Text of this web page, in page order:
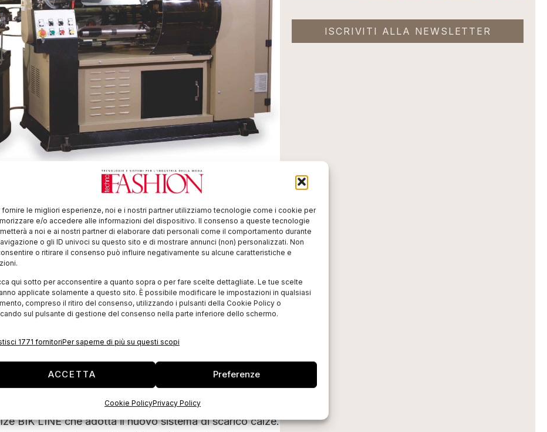
fornire le migliori esperienze, noi e i nostri partner utilizziamo tecnologie come i cookie per
e/o accedere alle informazioni del dispositivo. Il consenso a queste tecnologie
a noi e ai nostri partner di elaborare dati personali come il comportamento durante
o gli ID univoci su questo sito e di mostrare annunci (non) personalizzati. Non
o ritirare il consenso può influire negativamente su alcune caratteristiche e
qui sotto per acconsentire a quanto sopra o per fare scelte dettagliate. Le tue scelte
applicate solamente a questo sito. È possibile modificare le impostazioni in qualsiasi
compreso il ritiro del consenso, utilizzando i pulsanti della Cookie Policy o
sul pulsante di gestione del consenso nella parte inferiore dello schermo.
1771 fornitoriPer saperne di più su questi scopi
ACCETTA Preferenze
Cookie PolicyPrivacy Policy
srl costruisce macchine per calze dalla tecnologia più
presenterà a settembre in occasione di Fimast
nuova rivoluzionaria gamma di macchine da stiro
sia elettriche che a vapore, studiate per ridurre al minino
energetici e ottenere un prodotto finito di qualità
superiore a quello che si ottiene con le tradizionali
per stiro.
aggiunto con la nuova
Questa operazione poteva essere svolta fino a oggi
però il mercato richiedeva una macchina in grado di
chi si vedeva costretto a rinunciare a questo tipo
la gamma di articoli in produzione.
BIK LINE che adotta il nuovo sistema di scarico calze.
ISCRIVITI ALLA NEWSLETTER